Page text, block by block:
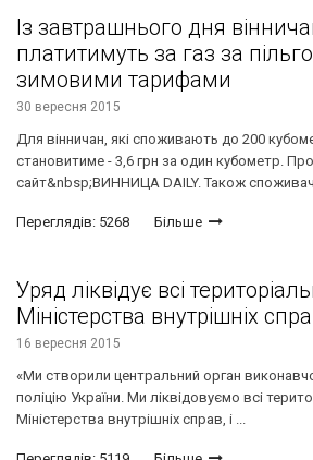
Із завтрашнього дня
платитимуть за газ за
зимовими тарифами
30 вересня 2015
Для вінничан, які споживають до 200
становитиме - 3,6 грн за один кубометр.
сайт&nbsp;ВИННИЦА DAILY. Також
Переглядів: 5268 Більше
Уряд ліквідує всі
Міністерства внутрішніх
16 вересня 2015
«Ми створили центральний орган
поліцію України. Ми ліквідовуємо всі
Міністерства внутрішніх справ, і ...